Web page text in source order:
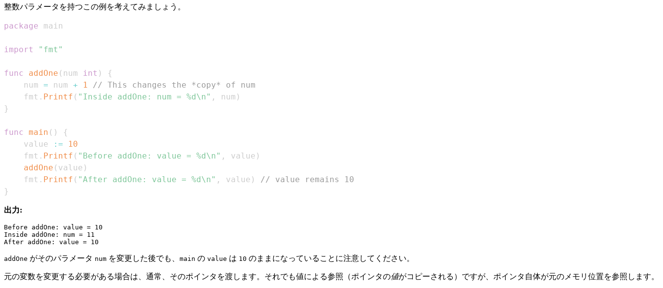
整数パラメータを持つこの例を考えてみましょう。
package
import "fmt"
func addOne ( num int )
{
    num
= num + 1
// This changes the *copy* of num
    fmt
. Printf ( "Inside addOne: num = %d\n" , num )
}
func main ( )
{
    value
:=
10
    fmt
. Printf ( "Before addOne: value = %d\n" , value )
addOne ( value )
    fmt
. Printf ( "After addOne: value = %d\n" , value )
// value remains 10
}
出力:
Before addOne: value = 10
Inside addOne: num = 11
addOne がそのパラメータ num を変更した後でも、 main の value は 10 のままになっていることに注意してください。
元の変数を変更する必要がある場合は、通常、そのポインタを渡します。それでも値による参照（ポインタの値がコピーされる）ですが、ポインタ自体が元のメモリ位置を参照します。